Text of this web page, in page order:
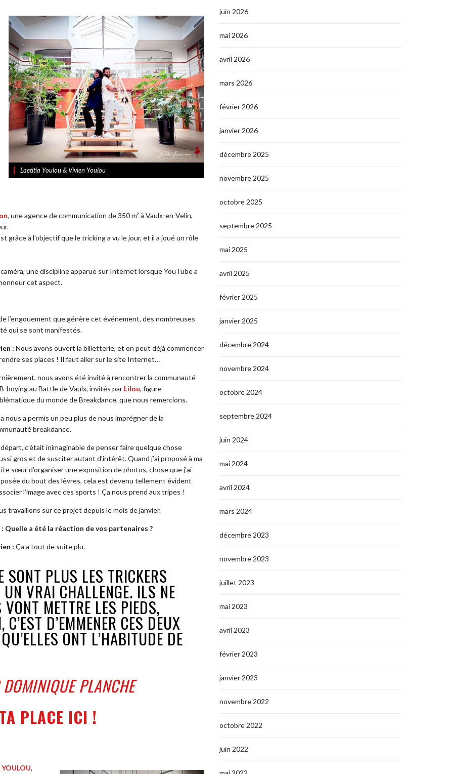
Laetitia Youlou & Vivien Youlou
, une agence de communication de 350 m² à Vaulx-en-Velin,
grâce à l’objectif que le tricking a vu le jour, et il a joué un rôle
une discipline apparue sur Internet lorsque YouTube a
cet aspect.
l’engouement que génère cet événement, des nombreuses
qui se sont manifestés.
: Nous avons ouvert la billetterie, et on peut déjà commencer
ses places ! Il faut aller sur le site Internet…
nous avons été invité à rencontrer la communauté
boying au Battle de Vaulx, invités par Lilou, figure
du monde de Breakdance, que nous remercions.
nous a permis un peu plus de nous imprégner de la
breakdance.
c’était inimaginable de penser faire quelque chose
gros et de susciter autant d’intérêt. Quand j’ai proposé à ma
sœur d’organiser une exposition de photos, chose que j’ai
du bout des lèvres, cela est devenu tellement évident
l’image avec ces sports ! Ça nous prend aux tripes !
travaillons sur ce projet depuis le mois de janvier.
: Quelle a été la réaction de vos partenaires ?
: Ça a tout de suite plu.
SONT PLUS LES TRICKERS
VRAI CHALLENGE. ILS NE
METTRE LES PIEDS,
D’EMMENER CES DEUX
ONT L’HABITUDE DE
PLANCHE
PLACE ICI !
,
juin 2026
mai 2026
avril 2026
mars 2026
février 2026
janvier 2026
décembre 2025
novembre 2025
octobre 2025
septembre 2025
mai 2025
avril 2025
février 2025
janvier 2025
décembre 2024
novembre 2024
octobre 2024
septembre 2024
juin 2024
mai 2024
avril 2024
mars 2024
décembre 2023
novembre 2023
juillet 2023
mai 2023
avril 2023
février 2023
janvier 2023
novembre 2022
octobre 2022
juin 2022